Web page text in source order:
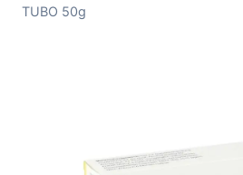
TUBO 50g